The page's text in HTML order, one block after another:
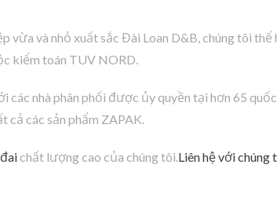
vừa và nhỏ xuất sắc Đài Loan D&B, chúng tôi
kiểm toán TUV NORD.
các nhà phân phối được ủy quyền tại hơn 65
cả các sản phẩm ZAPAK.
chất lượng cao của chúng tôi.Liên hệ với chúng